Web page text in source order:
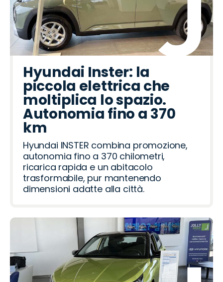
Hyundai Inster: la
piccola elettrica che
moltiplica lo spazio.
Autonomia fino a 370
km
Hyundai INSTER combina promozione,
autonomia fino a 370 chilometri,
ricarica rapida e un abitacolo
trasformabile, pur mantenendo
dimensioni adatte alla città.